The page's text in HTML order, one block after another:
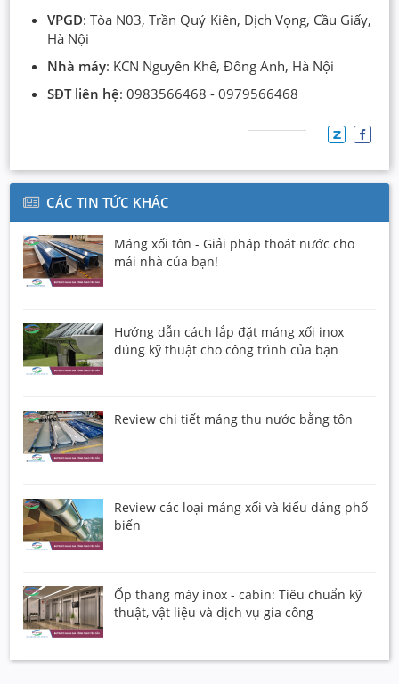
VPGD: Tòa N03, Trần Quý Kiên, Dịch Vọng, Cầu Giấy,
Hà Nội
Nhà máy: KCN Nguyên Khê, Đông Anh, Hà Nội
SĐT liên hệ: 0983566468 - 0979566468
CÁC TIN TỨC KHÁC
Máng xối tôn - Giải pháp thoát nước cho
mái nhà của bạn!
Hướng dẫn cách lắp đặt máng xối inox
đúng kỹ thuật cho công trình của bạn
Review chi tiết máng thu nước bằng tôn
Review các loại máng xối và kiểu dáng phổ
biến
Ốp thang máy inox - cabin: Tiêu chuẩn kỹ
thuật, vật liệu và dịch vụ gia công